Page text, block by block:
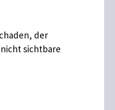
der
sichtbare